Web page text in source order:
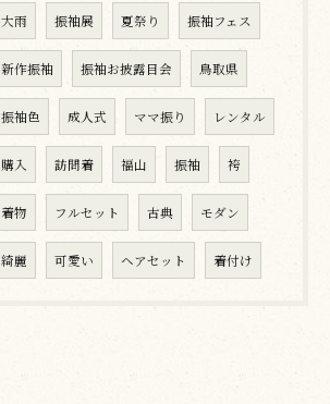
大雨 振袖展 夏祭り 振袖フェス
新作振袖 振袖お披露目会 鳥取県
振袖色 成人式 ママ振り レンタル
購入 訪問着 福山 振袖 袴
着物 フルセット 古典 モダン
綺麗 可愛い ヘアセット 着付け